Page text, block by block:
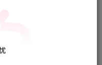
看网站顶部解压运